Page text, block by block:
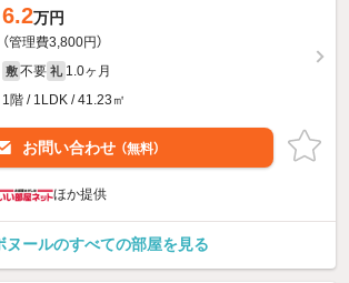
6.2万円
（管理費3,800円）
敷 不要 礼 1.0ヶ月
1階 / 1LDK / 41.23㎡
お問い合わせ （無料）
ほか提供
ヌールのすべての部屋を見る